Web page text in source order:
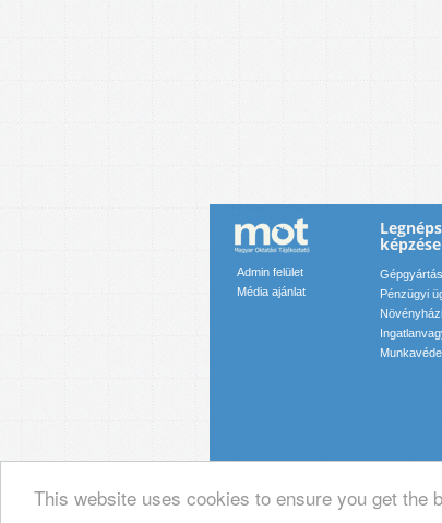
This website uses cookies to ensure you get the
Admin felület
Média ajánlat
Pénzügyi
© 2019 Magyar Oktatási